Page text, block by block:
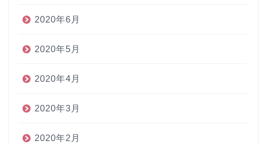
2020年6月
2020年5月
2020年4月
2020年3月
2020年2月